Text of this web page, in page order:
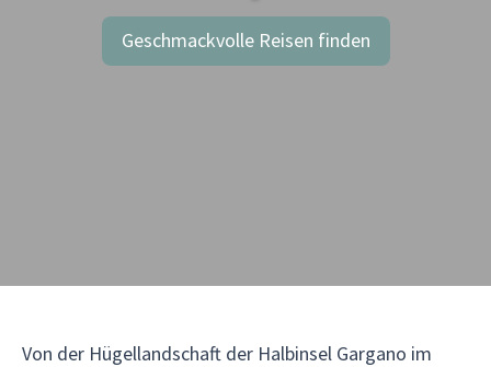
Geschmackvolle Reisen finden
Von der Hügellandschaft der Halbinsel Gargano im